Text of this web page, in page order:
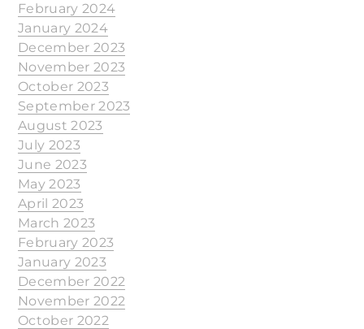
February 2024
January 2024
December 2023
November 2023
October 2023
September 2023
August 2023
July 2023
June 2023
May 2023
April 2023
March 2023
February 2023
January 2023
December 2022
November 2022
October 2022